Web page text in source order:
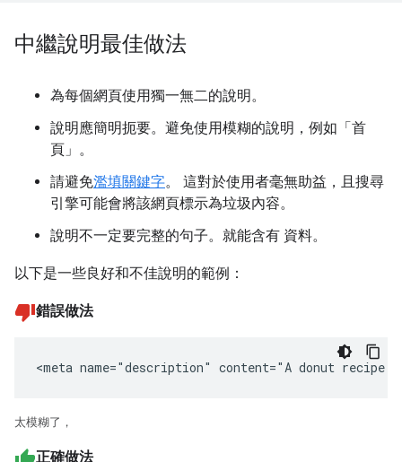
中繼說明最佳做法
為每個網頁使用獨一無二的說明。
說明應簡明扼要。避免使用模糊的說明，例如「首
頁」。
請避免濫填關鍵字。 這對於使用者毫無助益，且搜尋
引擎可能會將該網頁標示為垃圾內容。
說明不一定要完整的句子。就能含有 資料。
以下是一些良好和不佳說明的範例：
錯誤做法
<meta name="description" content="A donut
太模糊了，
正確做法